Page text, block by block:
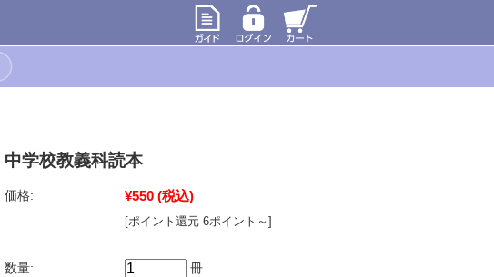
中学校教義科読本
価格: ¥550 (税込)
[ポイント還元 6ポイント～]
数量: 冊